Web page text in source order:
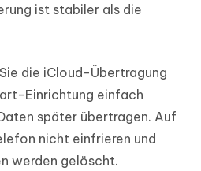
ist stabiler als die
die iCloud-Übertragung
Einrichtung einfach
später übertragen. Auf
nicht einfrieren und
werden gelöscht.